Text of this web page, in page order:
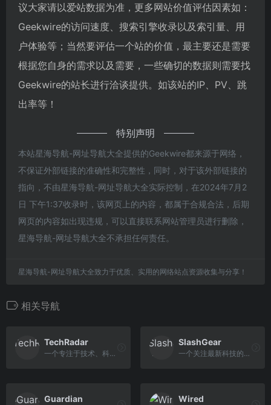
议大家请以爱站数据为准，更多网站价值评估因素如：
Geekwire的访问速度、搜索引擎收录以及索引量、用
户体验等；当然要评估一个站的价值，最主要还是需要
根据您自身的需求以及需要，一些确切的数据则需要找
Geekwire的站长进行洽谈提供。如该站的IP、PV、跳
出率等！
特别声明
本站星海导航-网址导航大全提供的Geekwire都来源于网络，
不保证外部链接的准确性和完整性，同时，对于该外部链接的
指向，不由星海导航-网址导航大全实际控制，在2024年7月2
日 下午1:37收录时，该网页上的内容，都属于合规合法，后期
网页的内容如出现违规，可以直接联系网站管理员进行删除，
星海导航-网址导航大全不承担任何责任。
星海导航-网址导航大全致力于优质、实用的网络站点资源收集与分享！
相关导航
TechRadar
一个专注于技术、科技产品的新闻和评论网站
SlashGear
一个关注最新科技的网站
Guardian Wired